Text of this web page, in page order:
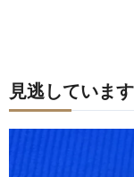
見逃しています